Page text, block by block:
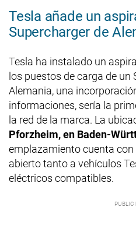
Tesla añade un
Supercharger de
Tesla ha instalado un
los puestos de carga de un
Alemania, una
informaciones, sería la
la red de la marca. La
Pforzheim, en Baden-
emplazamiento cuenta
abierto tanto a vehículos
eléctricos compatibles.